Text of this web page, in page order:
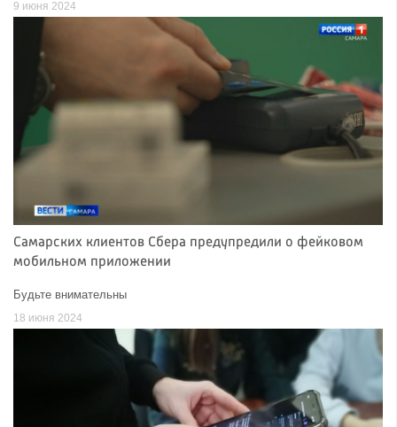
9 июня 2024
Самарских клиентов Сбера предупредили о фейковом
мобильном приложении
Будьте внимательны
18 июня 2024